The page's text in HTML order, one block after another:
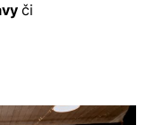
či